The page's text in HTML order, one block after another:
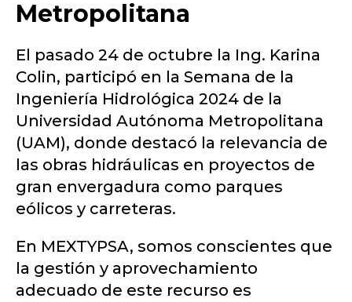
Metropolitana
El pasado 24 de octubre la Ing. Karina
Colin, participó en la Semana de la
Ingeniería Hidrológica 2024 de la
Universidad Autónoma Metropolitana
(UAM), donde destacó la relevancia de
las obras hidráulicas en proyectos de
gran envergadura como parques
eólicos y carreteras.
En MEXTYPSA, somos conscientes que
la gestión y aprovechamiento
adecuado de este recurso es